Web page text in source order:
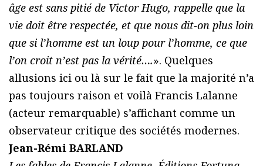
âge est sans pitié de Victor Hugo, rappelle que la
vie doit être respectée, et que nous dit-on plus loin
que si l’homme est un loup pour l’homme, ce que
l’on croit n’est pas la vérité….». Quelques
allusions ici ou là sur le fait que la majorité n’a
pas toujours raison et voilà Francis Lalanne
(acteur remarquable) s’affichant comme un
observateur critique des sociétés modernes.
Jean-Rémi BARLAND